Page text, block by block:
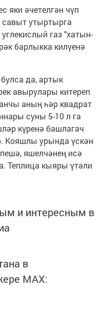
яки әчетелгән чүп
савыт утыртырга
газ "хатын-
барлыкка килүенә
да, артык
авырулары китереп
аның һәр квадрат
суны 5-10 л га
күренә башлагач
Кояшлы урында үскән
яшелчәнең исә
Теплица кыяры үтәли
и интересным в
в
MАХ: